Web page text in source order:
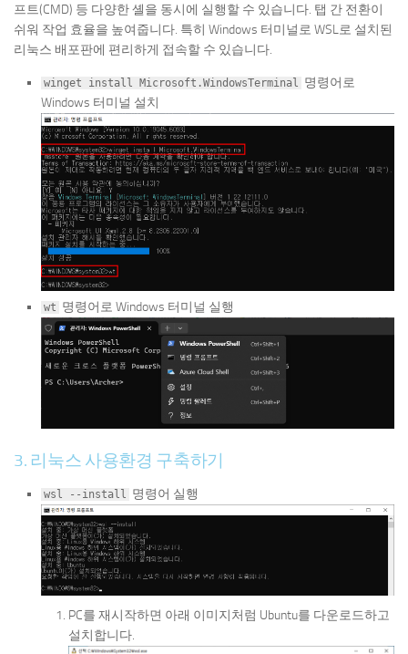
프트(CMD) 등 다양한 셸을 동시에 실행할 수 있습니다. 탭 간 전환이
쉬워 작업 효율을 높여줍니다. 특히 Windows 터미널로 WSL로 설치된
리눅스 배포판에 편리하게 접속할 수 있습니다.
winget install Microsoft.WindowsTerminal 명령어로
Windows 터미널 설치
wt 명령어로 Windows 터미널 실행
3. 리눅스 사용환경 구축하기
wsl --install 명령어 실행
PC를 재시작하면 아래 이미지처럼 Ubuntu를 다운로드하고
설치합니다.